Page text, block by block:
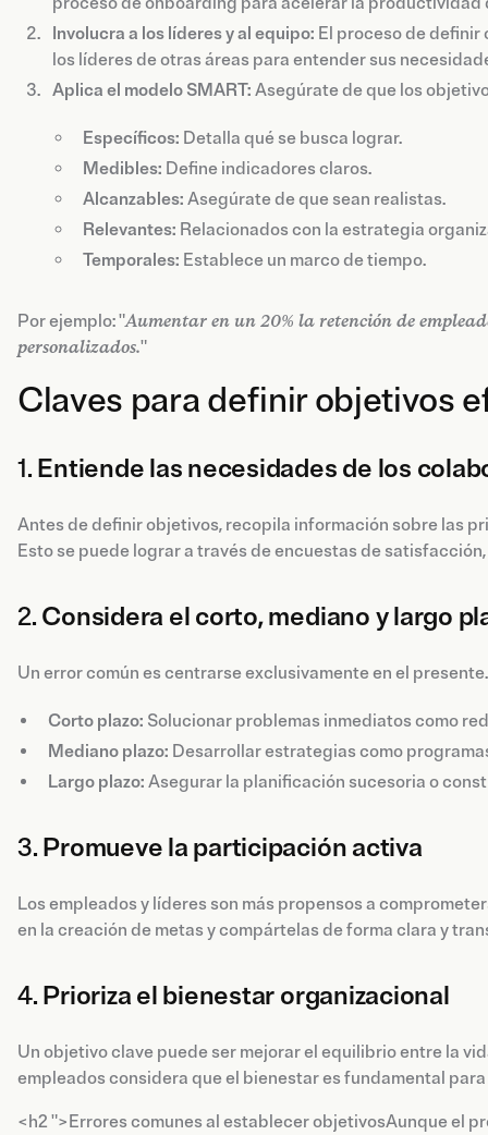
Involucra a los líderes y al equipo: El proceso de definir
los líderes de otras áreas para entender sus
Aplica el modelo SMART: Asegúrate de que los
Específicos: Detalla qué se busca lograr.
Medibles: Define indicadores claros.
Alcanzables: Asegúrate de que sean realistas.
Relevantes: Relacionados con la estrategia
Temporales: Establece un marco de tiempo.
Por ejemplo: "Aumentar en un 20% la retención de
personalizados."
Claves para definir objetivos
1. Entiende las necesidades de los
Antes de definir objetivos, recopila información sobre las
Esto se puede lograr a través de encuestas de
2. Considera el corto, mediano y largo
Un error común es centrarse exclusivamente en el
Corto plazo: Solucionar problemas inmediatos como
Mediano plazo: Desarrollar estrategias como
Largo plazo: Asegurar la planificación sucesoria o
3. Promueve la participación activa
Los empleados y líderes son más propensos a
en la creación de metas y compártelas de forma clara y
4. Prioriza el bienestar organizacional
Un objetivo clave puede ser mejorar el equilibrio entre la
empleados considera que el bienestar es fundamental
<h2 ">Errores comunes al establecer objetivosAunque el